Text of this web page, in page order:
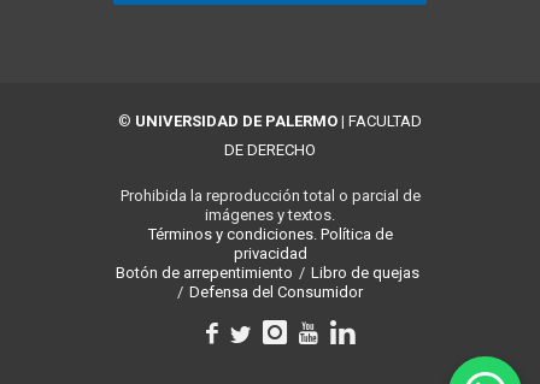
© UNIVERSIDAD DE PALERMO | FACULTAD
DE DERECHO
Prohibida la reproducción total o parcial de
imágenes y textos.
Términos y condiciones. Política de
privacidad
Botón de arrepentimiento / Libro de quejas
/ Defensa del Consumidor